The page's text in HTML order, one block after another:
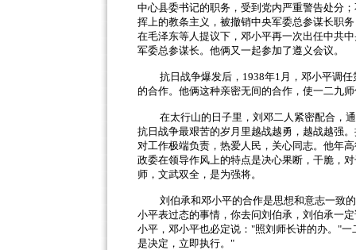
中心县委书记的职务，受到党内严重警告处分
挥上的教条主义，被撤销中央军委总参谋长职
在毛泽东等人提议下，邓小平再一次出任中共
军委总参谋长。他俩又一起参加了遵义会议。
抗日战争爆发后， 1938年1 月，邓小平调
的合作。他俩这种亲密无间的合作，使一二九
在太行山的日子里，刘邓二人紧密配合，
抗日战争最艰苦的岁月里越战越勇，越战越强
对工作极端负责，热爱人民，关心同志。他年
政委在领导作风上的特点是决心果断，干脆，
师，文武双全，是为强将。
刘伯承和邓小平的合作是思想和意志一致
小平表过态的事情，你去问刘伯承，刘伯承一
小平，邓小平也必定说： "照刘师长讲的办。 "一
是决定，立即执行。 "